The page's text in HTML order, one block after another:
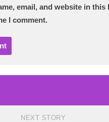
email, and website in this
I comment.
NEXT STORY